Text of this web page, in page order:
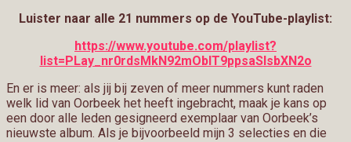
Luister naar alle 21 nummers op de YouTube-playlist:
https://www.youtube.com/playlist?
list=PLay_nr0rdsMkN92mOblT9ppsaSIsbXN2o
En er is meer: als jij bij zeven of meer nummers kunt raden
welk lid van Oorbeek het heeft ingebracht, maak je kans op
een door alle leden gesigneerd exemplaar van Oorbeek’s
nieuwste album. Als je bijvoorbeeld mijn 3 selecties en die